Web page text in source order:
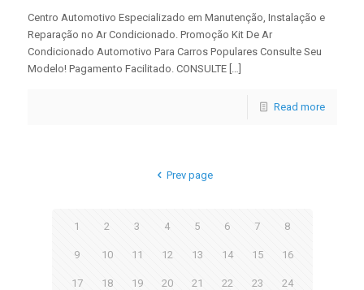
Centro Automotivo Especializado em Manutenção, Instalação e
Reparação no Ar Condicionado. Promoção Kit De Ar
Condicionado Automotivo Para Carros Populares Consulte Seu
Modelo! Pagamento Facilitado. CONSULTE […]
Read more
Prev page
1 2 3 4 5 6 7 8
9 10 11 12 13 14 15 16
17 18 19 20 21 22 23 24